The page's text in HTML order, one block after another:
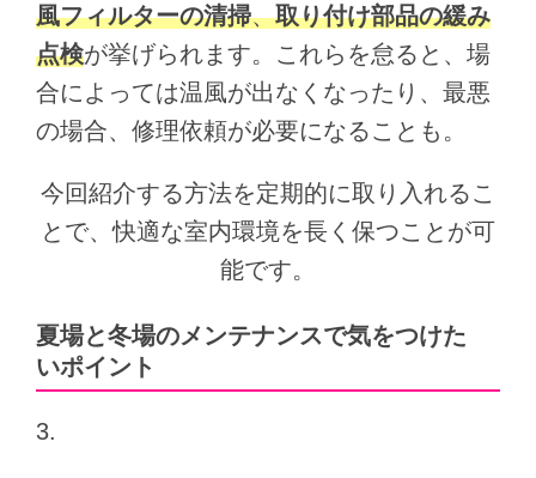
風フィルターの清掃、取り付け部品の緩み
点検が挙げられます。これらを怠ると、場
合によっては温風が出なくなったり、最悪
の場合、修理依頼が必要になることも。
今回紹介する方法を定期的に取り入れるこ
とで、快適な室内環境を長く保つことが可
能です。
夏場と冬場のメンテナンスで気をつけた
いポイント